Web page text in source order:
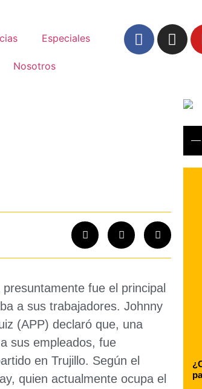
Especiales
Nosotros
fue el principal
a sus trabajadores. Johnny
(APP) declaró que, una
sus empleados, fue
en Trujillo. Según el
quien actualmente ocupa el